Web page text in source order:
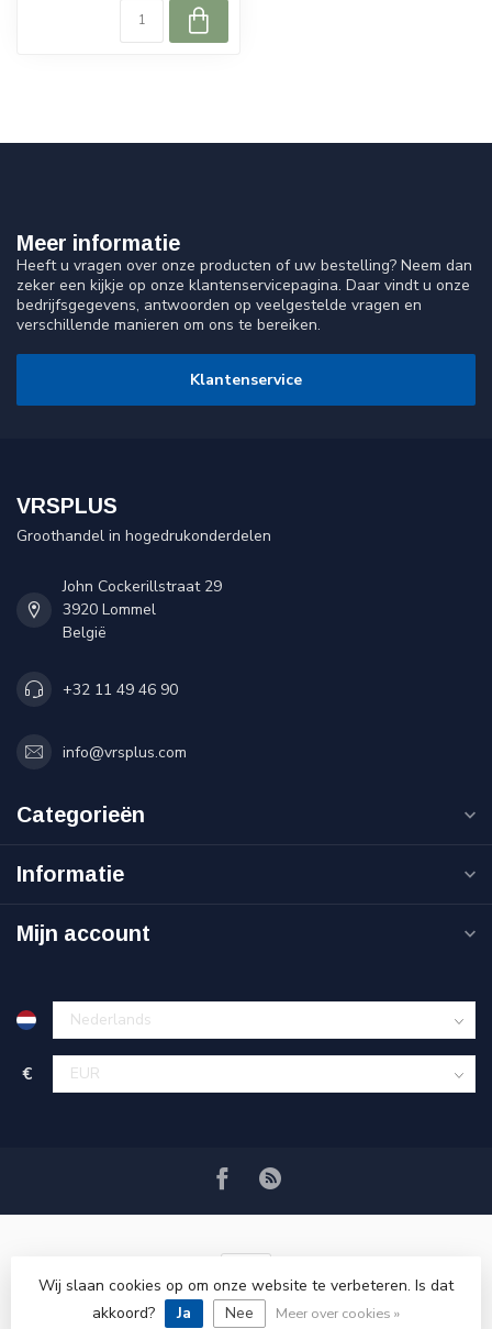
Meer informatie
Heeft u vragen over onze producten of uw bestelling? Neem dan
zeker een kijkje op onze klantenservicepagina. Daar vindt u onze
bedrijfsgegevens, antwoorden op veelgestelde vragen en
verschillende manieren om ons te bereiken.
Klantenservice
VRSPLUS
Groothandel in hogedrukonderdelen
John Cockerillstraat 29
3920 Lommel
België
+32 11 49 46 90
info@vrsplus.com
Categorieën
Informatie
Mijn account
€
© Copyright 2026 VRSPLUS
Wij slaan cookies op om onze website te verbeteren. Is dat
akkoord?
Ja Nee Meer over cookies »